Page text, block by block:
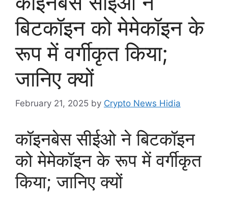
बिटकॉइन को मेमेकॉइन के
रूप में वर्गीकृत किया;
जानिए क्यों
February 21, 2025 by Crypto News Hidia
कॉइनबेस सीईओ ने बिटकॉइन
को मेमेकॉइन के रूप में वर्गीकृत
किया; जानिए क्यों